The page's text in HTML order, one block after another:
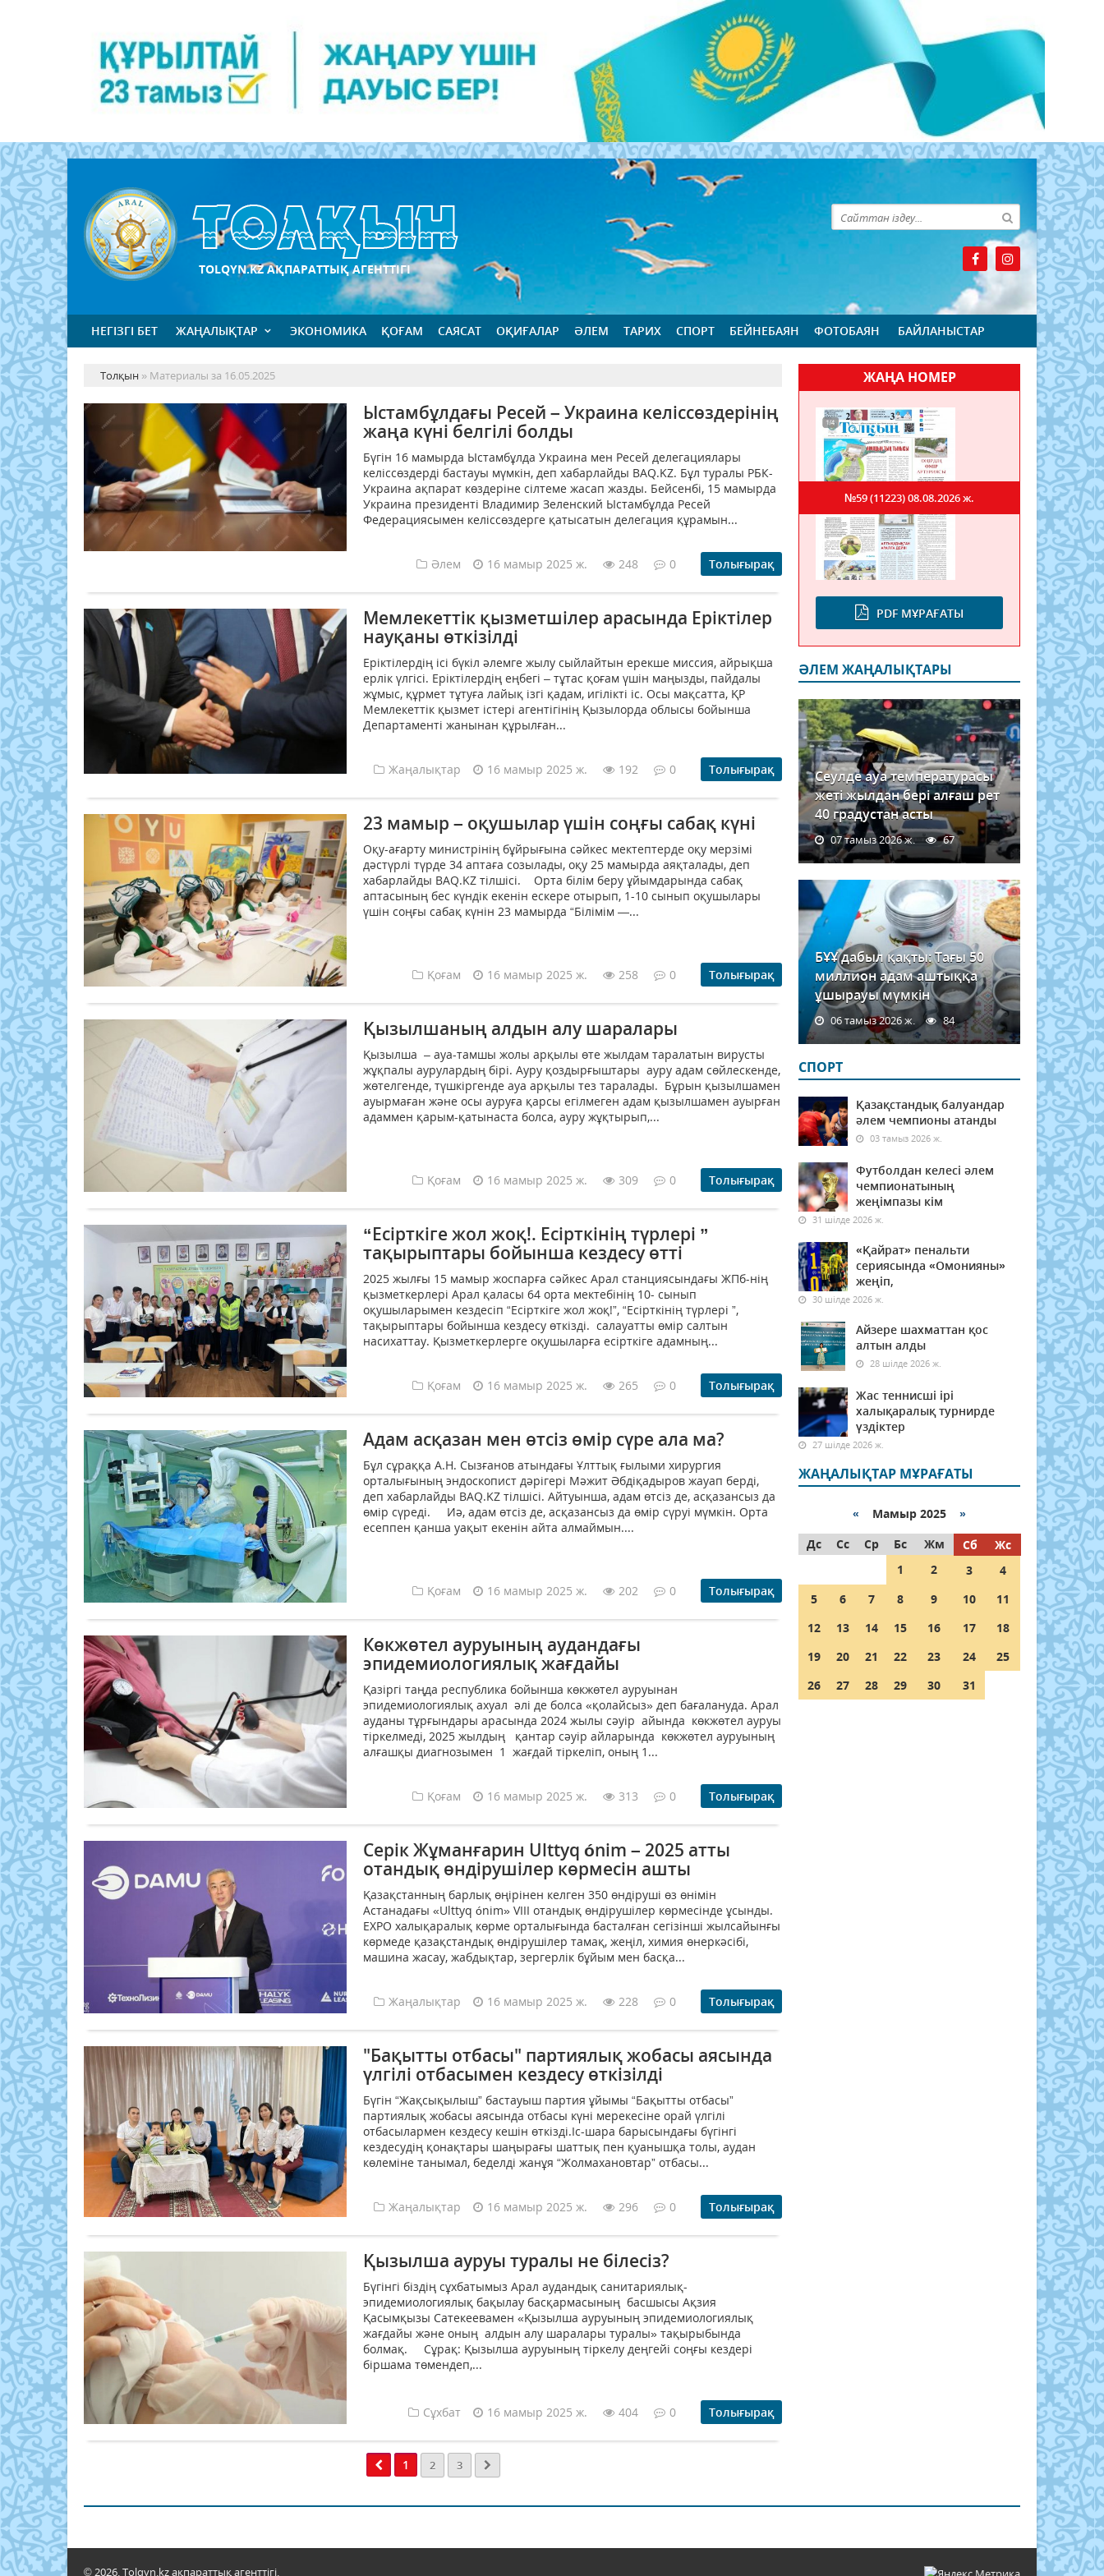
TOLQYN.KZ АҚПАРАТТЫҚ АГЕНТТІГІ
НЕГІЗГІ БЕТ ЖАҢАЛЫҚТАР ЭКОНОМИКА ҚОҒАМ САЯСАТ ОҚИҒАЛАР ӘЛЕМ ТАРИХ СПОРТ БЕЙНЕБАЯН ФОТОБАЯН БАЙЛАНЫСТАР
Толқын » Материалы за 16.05.2025
Ыстамбұлдағы Ресей – Украина келіссөздерінің
жаңа күні белгілі болды
Бүгін 16 мамырда Ыстамбұлда Украина мен Ресей делегациялары
келіссөздерді бастауы мүмкін, деп хабарлайды BAQ.KZ. Бұл туралы РБК-
Украина ақпарат көздеріне сілтеме жасап жазды. Бейсенбі, 15 мамырда
Украина президенті Владимир Зеленский Ыстамбұлда Ресей
Федерациясымен келіссөздерге қатысатын делегация құрамын...
Әлем 16 мамыр 2025 ж. 248 0 Толығырақ
Мемлекеттік қызметшілер арасында Еріктілер
науқаны өткізілді
Еріктілердің ісі бүкіл әлемге жылу сыйлайтын ерекше миссия, айрықша
ерлік үлгісі. Еріктілердің еңбегі – тұтас қоғам үшін маңызды, пайдалы
жұмыс, құрмет тұтуға лайық ізгі қадам, игілікті іс. Осы мақсатта, ҚР
Мемлекеттік қызмет істері агентігінің Қызылорда облысы бойынша
Департаменті жанынан құрылған...
Жаңалықтар 16 мамыр 2025 ж. 192 0 Толығырақ
23 мамыр – оқушылар үшін соңғы сабақ күні
Оқу-ағарту министрінің бұйрығына сәйкес мектептерде оқу мерзімі
дәстүрлі түрде 34 аптаға созылады, оқу 25 мамырда аяқталады, деп
хабарлайды BAQ.KZ тілшісі. Орта білім беру ұйымдарында сабақ
аптасының бес күндік екенін ескере отырып, 1-10 сынып оқушылары
үшін соңғы сабақ күнін 23 мамырда “Білімім —...
Қоғам 16 мамыр 2025 ж. 258 0 Толығырақ
Қызылшаның алдын алу шаралары
Қызылша – ауа-тамшы жолы арқылы өте жылдам таралатын вирусты
жұқпалы аурулардың бірі. Ауру қоздырғыштары ауру адам сөйлескенде,
жөтелгенде, түшкіргенде ауа арқылы тез таралады. Бұрын қызылшамен
ауырмаған және осы ауруға қарсы егілмеген адам қызылшамен ауырған
адаммен қарым-қатынаста болса, ауру жұқтырып,...
Қоғам 16 мамыр 2025 ж. 309 0 Толығырақ
“Есірткіге жол жоқ!. Есірткінің түрлері ”
тақырыптары бойынша кездесу өтті
2025 жылғы 15 мамыр жоспарға сәйкес Арал станциясындағы ЖПб-нің
қызметкерлері Арал қаласы 64 орта мектебінің 10- сынып
оқушыларымен кездесіп “Есірткіге жол жоқ!”, “Есірткінің түрлері ”,
тақырыптары бойынша кездесу өткізді. салауатты өмір салтын
насихаттау. Қызметкерлерге оқушыларға есірткіге адамның...
Қоғам 16 мамыр 2025 ж. 265 0 Толығырақ
Адам асқазан мен өтсіз өмір сүре ала ма?
Бұл сұраққа А.Н. Сызғанов атындағы Ұлттық ғылыми хирургия
орталығының эндоскопист дәрігері Мәжит Әбдіқадыров жауап берді,
деп хабарлайды BAQ.KZ тілшісі. Айтуынша, адам өтсіз де, асқазансыз да
өмір сүреді. Иә, адам өтсіз де, асқазансыз да өмір сүруі мүмкін. Орта
есеппен қанша уақыт екенін айта алмаймын....
Қоғам 16 мамыр 2025 ж. 202 0 Толығырақ
Көкжөтел ауруының аудандағы
эпидемиологиялық жағдайы
Қазіргі таңда республика бойынша көкжөтел ауруынан
эпидемиологиялық ахуал әлі де болса «қолайсыз» деп бағалануда. Арал
ауданы тұрғындары арасында 2024 жылы сәуір айында көкжөтел ауруы
тіркелмеді, 2025 жылдың қантар сәуір айларында көкжөтел ауруының
алғашқы диагнозымен 1 жағдай тіркеліп, оның 1...
Қоғам 16 мамыр 2025 ж. 313 0 Толығырақ
Серік Жұманғарин Ulttyq ónim – 2025 атты
отандық өндірушілер көрмесін ашты
Қазақстанның барлық өңірінен келген 350 өндіруші өз өнімін
Астанадағы «Ulttyq ónim» VIII отандық өндірушілер көрмесінде ұсынды.
EXPO халықаралық көрме орталығында басталған сегізінші жылсайынғы
көрмеде қазақстандық өндірушілер тамақ, жеңіл, химия өнеркәсібі,
машина жасау, жабдықтар, зергерлік бұйым мен басқа...
Жаңалықтар 16 мамыр 2025 ж. 228 0 Толығырақ
"Бақытты отбасы" партиялық жобасы аясында
үлгілі отбасымен кездесу өткізілді
Бүгін “Жақсықылыш” бастауыш партия ұйымы “Бақытты отбасы”
партиялық жобасы аясында отбасы күні мерекесіне орай үлгілі
отбасылармен кездесу кешін өткізді.Іс-шара барысындағы бүгінгі
кездесудің қонақтары шаңырағы шаттық пен қуанышқа толы, аудан
көлеміне танымал, беделді жанұя “Жолмахановтар” отбасы...
Жаңалықтар 16 мамыр 2025 ж. 296 0 Толығырақ
Қызылша ауруы туралы не білесіз?
Бүгінгі біздің сұхбатымыз Арал аудандық санитариялық-
эпидемиологиялық бақылау басқармасының басшысы Ақзия
Қасымқызы Сатекеевамен «Қызылша ауруының эпидемиологиялық
жағдайы және оның алдын алу шаралары туралы» тақырыбында
болмақ. Сұрақ: Қызылша ауруының тіркелу деңгейі соңғы кездері
біршама төмендеп,...
Сұхбат 16 мамыр 2025 ж. 404 0 Толығырақ
1 2 3
ЖАҢА НОМЕР
PDF МҰРАҒАТЫ
№59 (11223)08.08.2026 ж.
ӘЛЕМ ЖАҢАЛЫҚТАРЫ
Сеулде ауа температурасы
жеті жылдан бері алғаш рет
40 градустан асты
07 тамыз 2026 ж. 67
БҰҰ дабыл қақты: Тағы 50
миллион адам аштыққа
ұшырауы мүмкін
06 тамыз 2026 ж. 84
СПОРТ
Қазақстандық балуандар
әлем чемпионы атанды
03 тамыз 2026 ж.
Футболдан келесі әлем
чемпионатының
жеңімпазы кім
31 шілде 2026 ж.
«Қайрат» пенальти
сериясында «Омонияны»
жеңіп,
30 шілде 2026 ж.
Айзере шахматтан қос
алтын алды
28 шілде 2026 ж.
Жас теннисші ірі
халықаралық турнирде
үздіктер
27 шілде 2026 ж.
ЖАҢАЛЫҚТАР МҰРАҒАТЫ
« Мамыр 2025 »
Дс
Сс Ср Бс Жм Сб
Жс
1
2 3
4
5
6 7 8 9 10
11
12
13 14 15 16 17
18
19
20 21 22 23 24
25
26
27 28 29 30 31
© 2026. Tolqyn.kz ақпараттық агенттігі.